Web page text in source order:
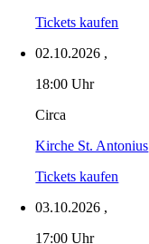
Tickets kaufen
02.10.2026 ,
18:00 Uhr
Circa
Kirche St. Antonius
Tickets kaufen
03.10.2026 ,
17:00 Uhr